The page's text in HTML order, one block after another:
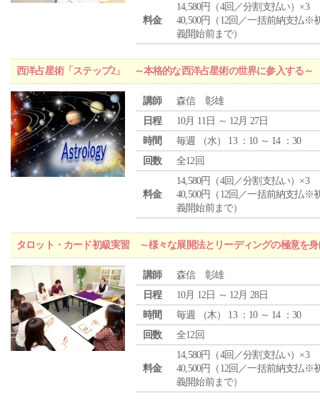
料金
14,580円（4回／分割支払い）×3
40,500円（12回／一括前納支払※
義開始前まで）
西洋占星術「ステップ2」 ～本格的な西洋占星術の世界に参入する～
講師
森信 彰雄
日程
10月 11日 ～ 12月 27日
時間
毎週 （水） 13 ：10 ～ 14 ：30
回数
全12回
料金
14,580円（4回／分割支払い）×3
40,500円（12回／一括前納支払※
義開始前まで）
タロット・カード初級実習 ～様々な展開法とリーディングの極意を身
講師
森信 彰雄
日程
10月 12日 ～ 12月 28日
時間
毎週 （木） 13 ：10 ～ 14 ：30
回数
全12回
料金
14,580円（4回／分割支払い）×3
40,500円（12回／一括前納支払※
義開始前まで）